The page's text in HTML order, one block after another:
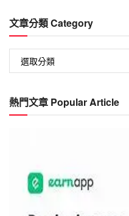
文章分類 Category
類
Category
熱門文章 Popular Article